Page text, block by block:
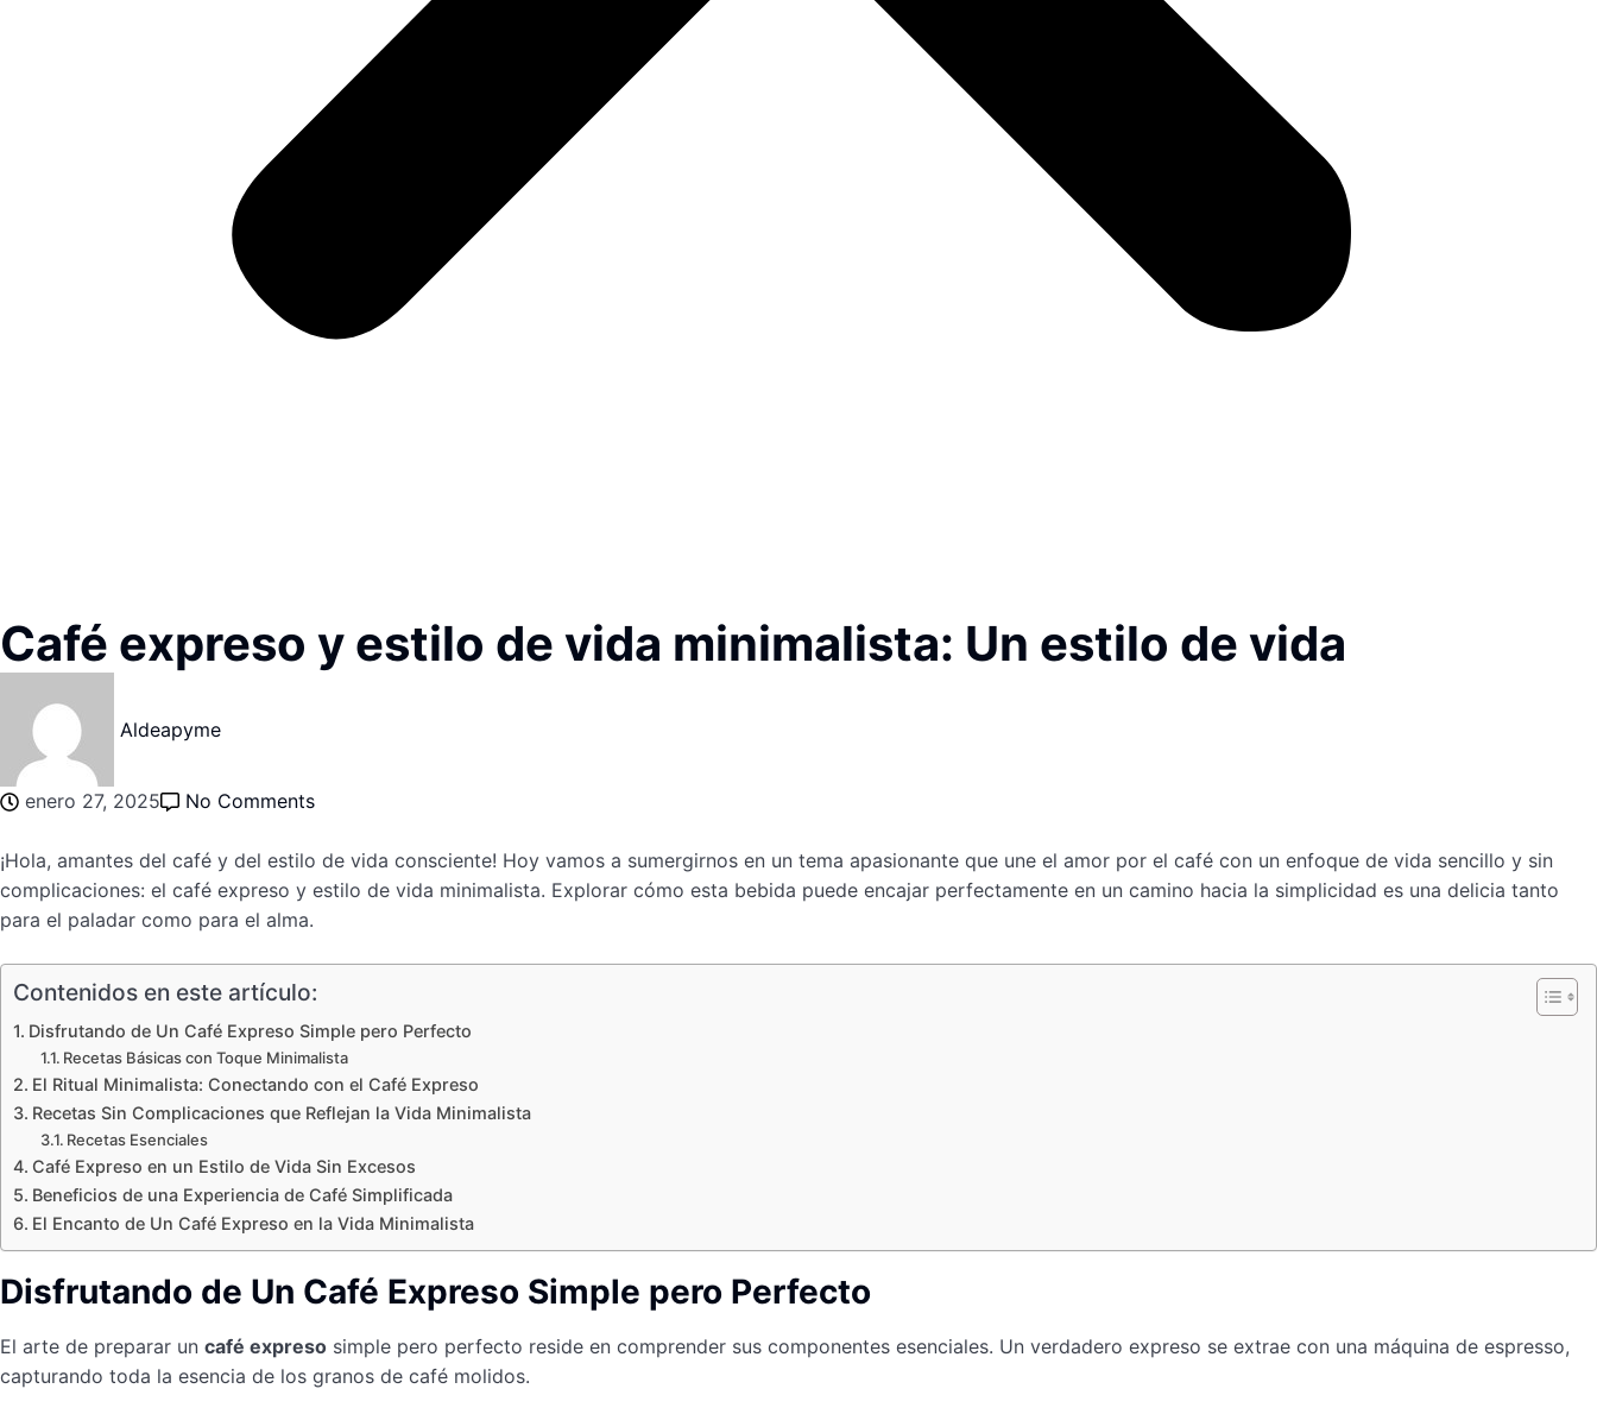
Café expreso y estilo de vida minimalista: Un estilo de vida
Aldeapyme
enero 27, 2025 No Comments
¡Hola, amantes del café y del estilo de vida consciente! Hoy vamos a sumergirnos en un tema apasionante que une el amor por el café con un enfoque de vida sencillo y sin
complicaciones: el café expreso y estilo de vida minimalista. Explorar cómo esta bebida puede encajar perfectamente en un camino hacia la simplicidad es una delicia tanto
para el paladar como para el alma.
Contenidos en este artículo:
Disfrutando de Un Café Expreso Simple pero Perfecto
Recetas Básicas con Toque Minimalista
El Ritual Minimalista: Conectando con el Café Expreso
Recetas Sin Complicaciones que Reflejan la Vida Minimalista
Recetas Esenciales
Café Expreso en un Estilo de Vida Sin Excesos
Beneficios de una Experiencia de Café Simplificada
El Encanto de Un Café Expreso en la Vida Minimalista
Disfrutando de Un Café Expreso Simple pero Perfecto
El arte de preparar un café expreso simple pero perfecto reside en comprender sus componentes esenciales. Un verdadero expreso se extrae con una máquina de espresso,
capturando toda la esencia de los granos de café molidos.